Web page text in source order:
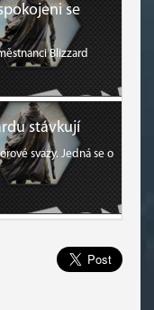
se
Blizzard
stávkují
svazy. Jedná se o